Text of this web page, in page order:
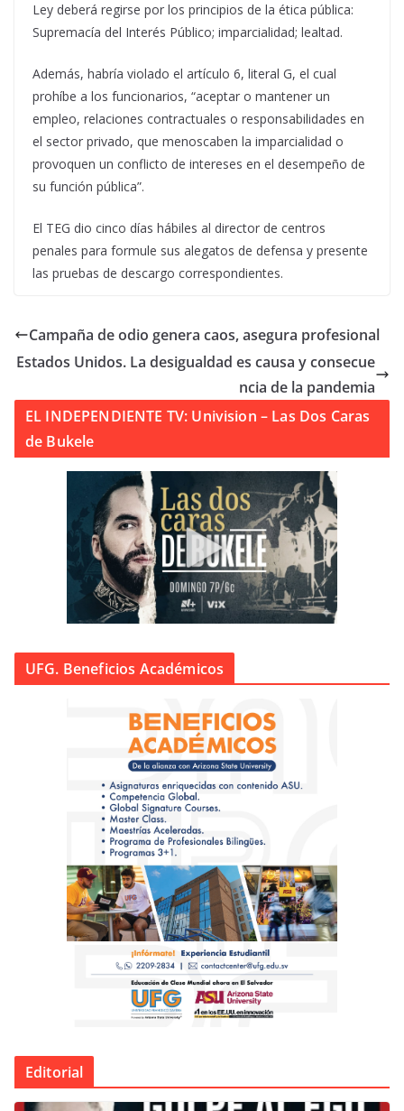
Ley deberá regirse por los principios de la ética pública:
Supremacía del Interés Público; imparcialidad; lealtad.
Además, habría violado el artículo 6, literal G, el cual
prohíbe a los funcionarios, “aceptar o mantener un
empleo, relaciones contractuales o responsabilidades en
el sector privado, que menoscaben la imparcialidad o
provoquen un conflicto de intereses en el desempeño de
su función pública”.
El TEG dio cinco días hábiles al director de centros
penales para formule sus alegatos de defensa y presente
las pruebas de descargo correspondientes.
Campaña de odio genera caos, asegura profesional
Estados Unidos. La desigualdad es causa y consecue
ncia de la pandemia
EL INDEPENDIENTE TV: Univision – Las Dos Caras
de Bukele
UFG. Beneficios Académicos
Editorial